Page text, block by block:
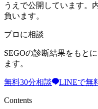
うえで公開しています。
負います。
プロに相談
SEGOの診断結果をもと
ます。
無料30分相談 LINEで無
Contents